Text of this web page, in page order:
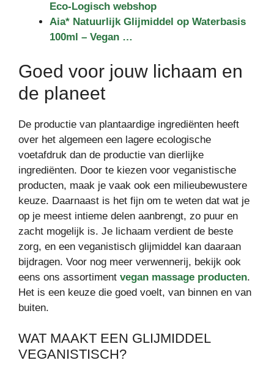
Eco-Logisch webshop
Aia* Natuurlijk Glijmiddel op Waterbasis
100ml – Vegan …
Goed voor jouw lichaam en
de planeet
De productie van plantaardige ingrediënten heeft
over het algemeen een lagere ecologische
voetafdruk dan de productie van dierlijke
ingrediënten. Door te kiezen voor veganistische
producten, maak je vaak ook een milieubewustere
keuze. Daarnaast is het fijn om te weten dat wat je
op je meest intieme delen aanbrengt, zo puur en
zacht mogelijk is. Je lichaam verdient de beste
zorg, en een veganistisch glijmiddel kan daaraan
bijdragen. Voor nog meer verwennerij, bekijk ook
eens ons assortiment vegan massage producten.
Het is een keuze die goed voelt, van binnen en van
buiten.
WAT MAAKT EEN GLIJMIDDEL
VEGANISTISCH?